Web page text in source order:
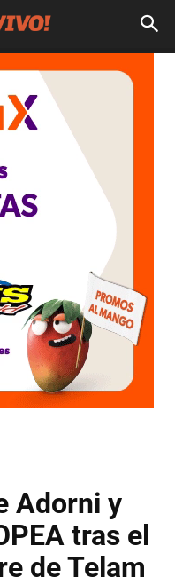
Adorni y
tras el
de Telam